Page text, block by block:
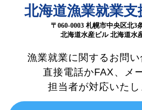
北海道漁業就業支
〒060-0003 札幌市中央区北3
北海道水産ビル 北海道水
漁業就業に関するお問い
直接電話かFAX、メ
担当者が対応いたし